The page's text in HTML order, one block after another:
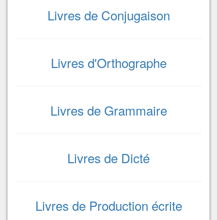
Livres de Conjugaison
Livres d'Orthographe
Livres de Grammaire
Livres de Dicté
Livres de Production écrite